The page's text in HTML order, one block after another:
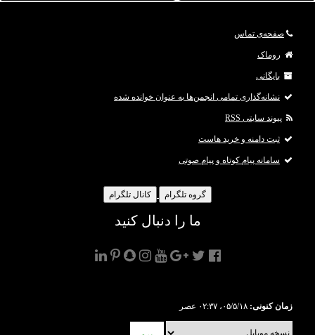
صفحه‌ی تماس
روماک
بایگانی
نشانه‌گذاری تمامی انجمن‌ها به عنوان خوانده شده
پیوند سایتی RSS
ثبت دامنه و خرید هاست
سامانه پیام کوتاه و پیام صوتی
گروه تلگرام کانال تلگرام
ما را دنبال کنید
زمان کنونی: ۰۵/۵/۱۸، ۰۲:۳۷ عصر